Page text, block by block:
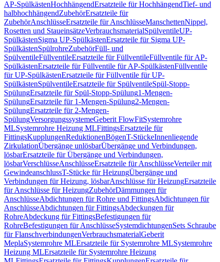
AP-SpülkästenHochhängendErsatzteile für HochhängendTief- und
halbhochhängendZubehörErsatzteile für
ZubehörAnschlüsseErsatzteile für AnschlüsseManschettenNippel,
Rosetten und StaueinsätzeVerbrauchsmaterialSpülventileUP-
SpülkästenSigma UP-SpülkästenErsatzteile für Sigma UP-
SpülkästenSpülrohreZubehörFüll- und
SpülventileFüllventileErsatzteile für FüllventileFüllventile für AP-
SpülkästenErsatzteile für Füllventile für AP-SpülkästenFüllventile
für UP-SpülkästenErsatzteile für Füllventile für UP-
SpülkästenSpülventileErsatzteile für SpülventileSpül-Stopp-
SpülungErsatzteile für Spül-Stopp-Spülung1-Mengen-
SpülungErsatzteile für 1-Mengen-Spülung2-Mengen-
SpülungErsatzteile für 2-Mengen-
SpülungVersorgungssystemeGeberit FlowFitSystemrohre
MLSystemrohre Heizung MLFittingsErsatzteile für
FittingsKupplungenReduktionenBögenT-StückeInnenliegende
ZirkulationÜbergänge unlösbarÜbergänge und Verbindungen,
lösbarErsatzteile für Übergänge und Verbindungen,
lösbarVerschlüsseAnschlüsseErsatzteile für AnschlüsseVerteiler mit
GewindeanschlussT-Stücke für HeizungÜbergänge und
Verbindungen für Heizung, lösbarAnschlüsse für HeizungErsatzteile
für Anschlüsse für HeizungZubehörDämmungen für
AnschlüsseAbdichtungen für Rohre und FittingsAbdichtungen für
AnschlüsseAbdichtungen für FittingsAbdeckungen für
RohreAbdeckung für FittingsBefestigungen für
RohreBefestigungen für AnschlüsseSystemdichtungenSets Schraube
für FlanschverbindungenVerbrauchsmaterialGeberit
MeplaSystemrohre MLErsatzteile für Systemrohre MLSystemrohre
Heizung MLErsatzteile für Systemrohre Heizung